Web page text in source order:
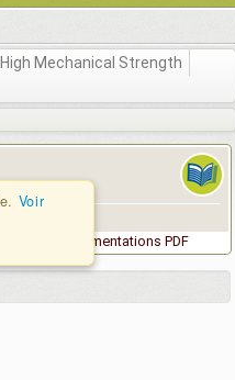
Mechanical Strength
nos documentations PDF
Voir